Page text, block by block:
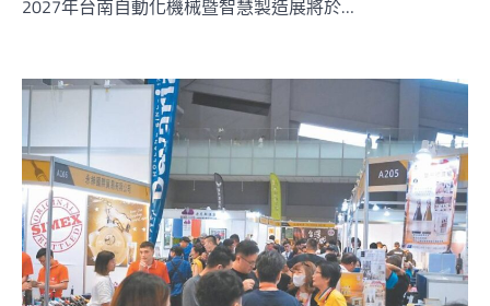
2027年台南自動化機械暨智慧製造展將於…